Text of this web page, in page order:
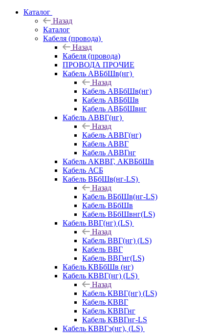
Каталог
Назад
Каталог
Кабеля (провода)
Назад
Кабеля (провода)
ПРОВОДА ПРОЧИЕ
Кабель АВБбШв(нг)
Назад
Кабель АВБбШв(нг)
Кабель АВБбШв
Кабель АВБбШвнг
Кабель АВВГ(нг)
Назад
Кабель АВВГ(нг)
Кабель АВВГ
Кабель АВВГнг
Кабель АКВВГ, АКВБбШв
Кабель АСБ
Кабель ВБбШв(нг-LS)
Назад
Кабель ВБбШв(нг-LS)
Кабель ВБбШв
Кабель ВБбШвнг(LS)
Кабель ВВГ(нг) (LS)
Назад
Кабель ВВГ(нг) (LS)
Кабель ВВГ
Кабель ВВГнг(LS)
Кабель КВБбШв (нг)
Кабель КВВГ(нг) (LS)
Назад
Кабель КВВГ(нг) (LS)
Кабель КВВГ
Кабель КВВГнг
Кабель КВВГнг-LS
Кабель КВВГэ(нг), (LS)